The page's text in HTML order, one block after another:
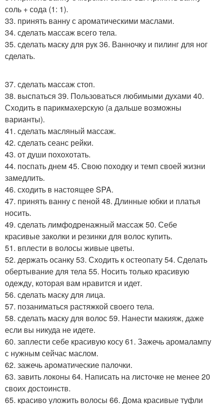
соль + сода (1: 1).
33. принять ванну с ароматическими маслами.
34. сделать массаж всего тела.
35. сделать маску для рук 36. Ванночку и пилинг для ног
сделать.
37. сделать массаж стоп.
38. выспаться 39. Пользоваться любимыми духами 40.
Сходить в парикмахерскую (а дальше возможны
варианты).
41. сделать масляный массаж.
42. сделать сеанс рейки.
43. от души похохотать.
44. поспать днем 45. Свою походку и темп своей жизни
замедлить.
46. сходить в настоящее SPA.
47. принять ванну с пеной 48. Длинные юбки и платья
носить.
49. сделать лимфодренажный массаж 50. Себе
красивые заколки и резинки для волос купить.
51. вплести в волосы живые цветы.
52. держать осанку 53. Сходить к остеопату 54. Сделать
обертывание для тела 55. Носить только красивую
одежду, которая вам нравится и идет.
56. сделать маску для лица.
57. позаниматься растяжкой своего тела.
58. сделать маску для волос 59. Нанести макияж, даже
если вы никуда не идете.
60. заплести себе красивую косу 61. Зажечь аромалампу
с нужным сейчас маслом.
62. зажечь ароматические палочки.
63. завить локоны 64. Написать на листочке не менее 20
своих достоинств.
65. красиво уложить волосы 66. Дома красивые туфли